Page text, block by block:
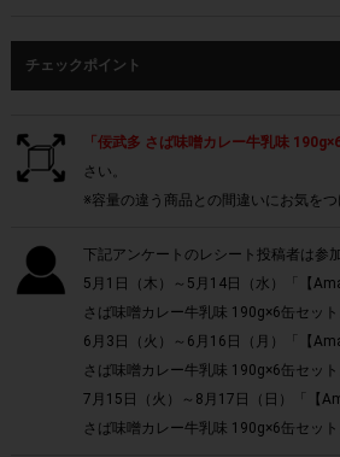
チェックポイント
「佞武多 さば味噌カレー牛乳味
さい。
※容量の違う商品との間違いにお気をつ
下記アンケートのレシート投稿者は参
5月1日（木）～5月14日（水）「【
さば味噌カレー牛乳味 190g×6缶セット
6月3日（火）～6月16日（月）「【
さば味噌カレー牛乳味 190g×6缶セット
7月15日（火）～8月17日（日）「【
さば味噌カレー牛乳味 190g×6缶セット